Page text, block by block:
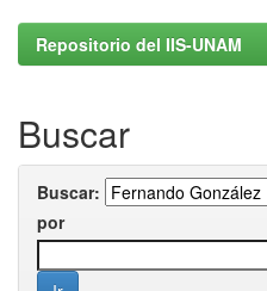
Repositorio del IIS-UNAM
Buscar
Buscar:
por